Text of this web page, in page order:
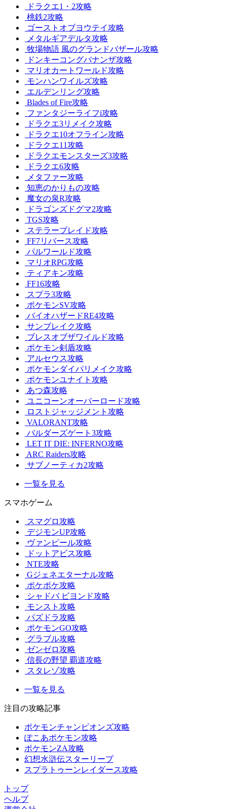
ドラクエ1・2攻略
桃鉄2攻略
ゴーストオブヨウテイ攻略
メタルギアデルタ攻略
牧場物語 風のグランドバザール攻略
ドンキーコングバナンザ攻略
マリオカートワールド攻略
モンハンワイルズ攻略
エルデンリング攻略
Blades of Fire攻略
ファンタジーライフi攻略
ドラクエ3リメイク攻略
ドラクエ10オフライン攻略
ドラクエ11攻略
ドラクエモンスターズ3攻略
ドラクエ6攻略
メタファー攻略
知恵のかりもの攻略
魔女の泉R攻略
ドラゴンズドグマ2攻略
TGS攻略
ステラーブレイド攻略
FF7リバース攻略
パルワールド攻略
マリオRPG攻略
ティアキン攻略
FF16攻略
スプラ3攻略
ポケモンSV攻略
バイオハザードRE4攻略
サンブレイク攻略
ブレスオブザワイルド攻略
ポケモン剣盾攻略
アルセウス攻略
ポケモンダイパリメイク攻略
ポケモンユナイト攻略
あつ森攻略
ユニコーンオーバーロード攻略
ロストジャッジメント攻略
VALORANT攻略
バルダーズゲート3攻略
LET IT DIE: INFERNO攻略
ARC Raiders攻略
サブノーティカ2攻略
一覧を見る
スマホゲーム
スマグロ攻略
デジモンUP攻略
ヴァンピール攻略
ドットアビス攻略
NTE攻略
Gジェネエターナル攻略
ポケポケ攻略
シャドバ ビヨンド攻略
モンスト攻略
パズドラ攻略
ポケモンGO攻略
グラブル攻略
ゼンゼロ攻略
信長の野望 覇道攻略
スタレゾ攻略
一覧を見る
注目の攻略記事
ポケモンチャンピオンズ攻略
ぽこあポケモン攻略
ポケモンZA攻略
幻想水滸伝スターリープ
スプラトゥーンレイダース攻略
トップ
ヘルプ